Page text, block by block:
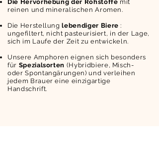
Die Hervorhebung der Rohstoffe mit
reinen und mineralischen Aromen.
Die Herstellunglebendiger Biere :
ungefiltert, nicht pasteurisiert, in der Lage,
sich im Laufe der Zeit zu entwickeln.
Unsere Amphoren eignen sich besonders
für Spezialsorten (Hybridbiere, Misch-
oder Spontangärungen) und verleihen
jedem Brauer eine einzigartige
Handschrift.